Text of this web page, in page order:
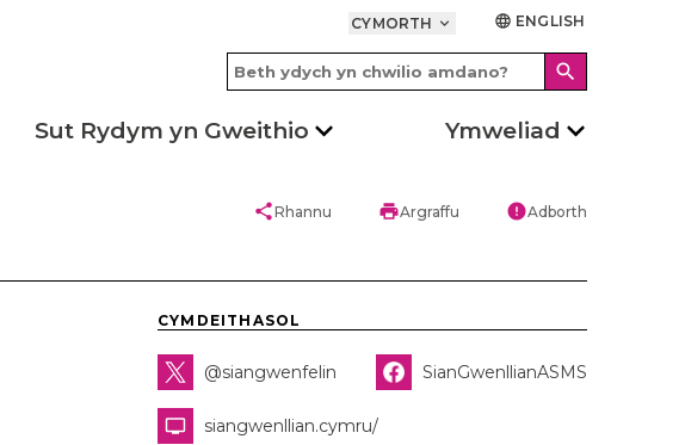
CYMORTH keyboard_arrow_down language ENGLISH
search
Sut Rydym yn Gweithio Ymweliad
shareRhannu printArgraffu errorAdborth
CYMDEITHASOL
@siangwenfelin SianGwenllianASMS
siangwenllian.cymru/